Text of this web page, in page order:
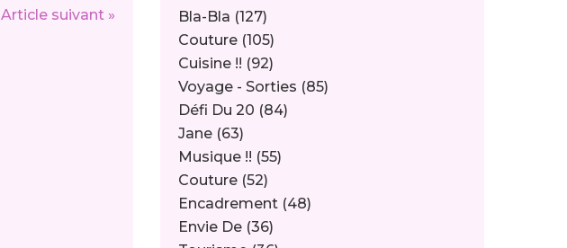
Article suivant » Bla-Bla (127)
Couture (105)
Cuisine !! (92)
Voyage - Sorties (85)
Défi Du 20 (84)
Jane (63)
Musique !! (55)
Couture (52)
Encadrement (48)
Envie De (36)